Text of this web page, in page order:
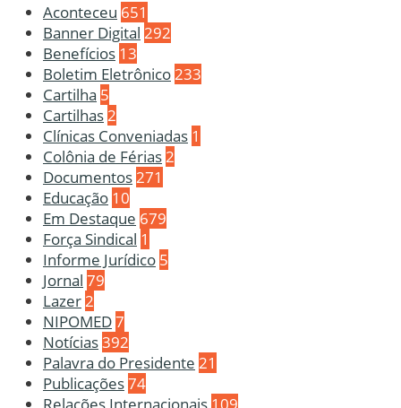
Aconteceu 651
Banner Digital 292
Benefícios 13
Boletim Eletrônico 233
Cartilha 5
Cartilhas 2
Clínicas Conveniadas 1
Colônia de Férias 2
Documentos 271
Educação 10
Em Destaque 679
Força Sindical 1
Informe Jurídico 5
Jornal 79
Lazer 2
NIPOMED7
Notícias392
Palavra do Presidente 21
Publicações74
Relações Internacionais 109